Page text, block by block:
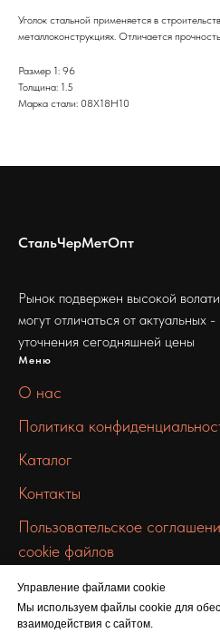
Управление файлами cookie
Мы используем файлы cookie для
взаимодействия с сайтом.
Уголок стальной применяется в
металлоконструкциях. Отличается
Размер 1: 96
Толщина: 1.5
Марка стали: 08Х18Н10
СтальЧерМетОпт
Рынок подвержен высокой
могут отличаться от актуальных
уточнения сегодняшней цены
Меню
О нас
Политика
Каталог
Контакты
Пользовательское
cookie файлов
info@chermet-metall.ru